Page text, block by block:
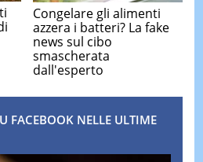
Congelare gli alimenti
azzera i batteri? La fake
news sul cibo
smascherata
dall'esperto
FACEBOOK NELLE ULTIME